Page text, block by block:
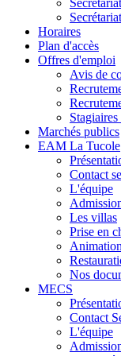
Horaires
Plan d'accès
Offres d'emploi
Avis de
Marchés publics
EAM La Tucole
Contact
L'équipe
Les villas
Prise en
Nos
MECS
Contact
L'équipe